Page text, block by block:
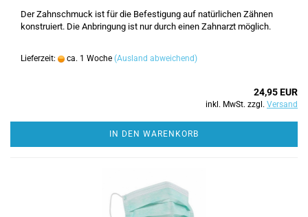
Der Zahnschmuck ist für die Befestigung auf natürlichen Zähnen
konstruiert. Die Anbringung ist nur durch einen Zahnarzt möglich.
Lieferzeit: ca. 1 Woche (Ausland abweichend)
24,95 EUR
inkl. MwSt. zzgl. Versand
IN DEN WARENKORB